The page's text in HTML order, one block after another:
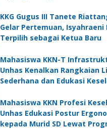
FOTOFOBIA
KKG Gugus III Tanete
Gelar Pertemuan, Isyahraeni
Terpilih sebagai Ketua Baru
Mahasiswa KKN-T
Unhas Kenalkan Rangkaian
Sederhana dan Edukasi
Langkeang
Mahasiswa KKN Profesi
Unhas Edukasi Postur
kepada Murid SD Lewat